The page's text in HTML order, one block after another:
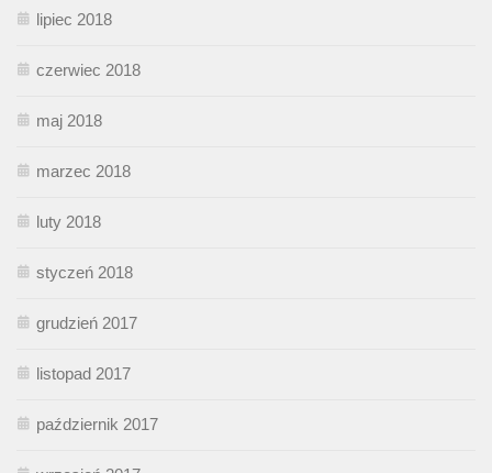
lipiec 2018
czerwiec 2018
maj 2018
marzec 2018
luty 2018
styczeń 2018
grudzień 2017
listopad 2017
październik 2017